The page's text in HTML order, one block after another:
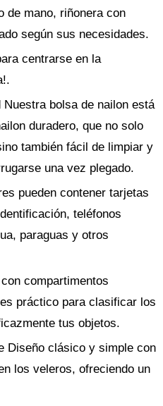
de mano, riñonera con
según sus necesidades.
centrarse en la
bolsa de nailon está
duradero, que no solo
también fácil de limpiar y
una vez plegado.
pueden contener tarjetas
teléfonos
paraguas y otros
compartimentos
práctico para clasificar los
tus objetos.
Diseño clásico y simple con
los veleros, ofreciendo un